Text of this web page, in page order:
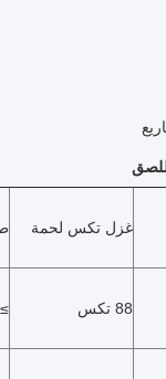
غزل تكس لحمة
88 تكس ≥30٪